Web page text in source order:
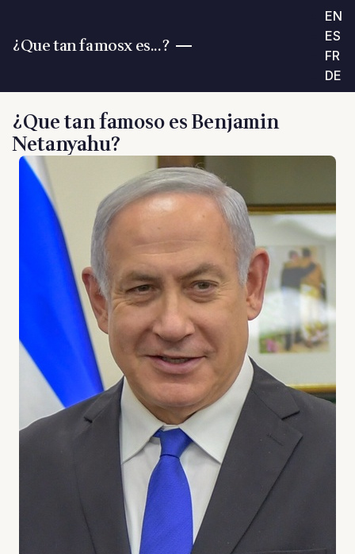
¿Que tan famosx es...?
EN
ES
FR
DE
¿Que tan famoso es Benjamin
Netanyahu?